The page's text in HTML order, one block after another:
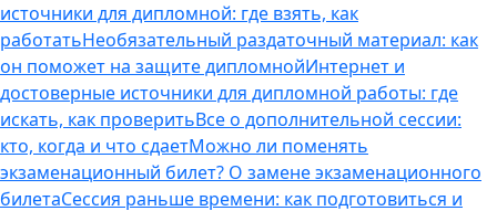
источники для дипломной: где взять, как
работатьНеобязательный раздаточный материал: как
он поможет на защите дипломнойИнтернет и
достоверные источники для дипломной работы: где
искать, как проверитьВсе о дополнительной сессии:
кто, когда и что сдаетМожно ли поменять
экзаменационный билет? О замене экзаменационного
билетаСессия раньше времени: как подготовиться и